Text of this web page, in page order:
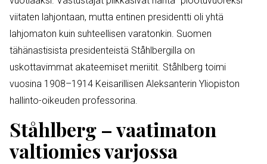
viitaten lahjontaan, mutta entinen presidentti oli yhtä
lahjomaton kuin suhteellisen varatonkin. Suomen
tähänastisista presidenteistä Ståhlbergilla on
uskottavimmat akateemiset meriitit. Ståhlberg toimi
vuosina 1908–1914 Keisarillisen Aleksanterin Yliopiston
hallinto-oikeuden professorina.
Ståhlberg – vaatimaton
valtiomies varjossa